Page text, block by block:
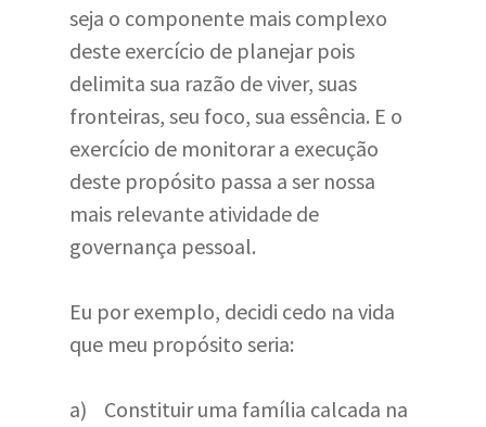
seja o componente mais complexo
deste exercício de planejar pois
delimita sua razão de viver, suas
fronteiras, seu foco, sua essência. E o
exercício de monitorar a execução
deste propósito passa a ser nossa
mais relevante atividade de
governança pessoal.
Eu por exemplo, decidi cedo na vida
que meu propósito seria:
a) Constituir uma família calcada na